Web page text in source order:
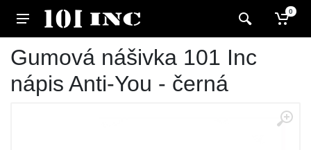
0
Gumová nášivka 101 Inc
nápis Anti-You - černá